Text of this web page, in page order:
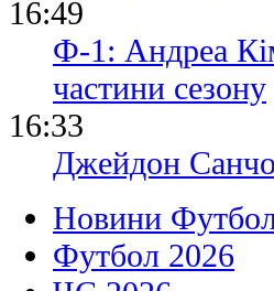
16:49
Ф-1: Андреа
частини сезону
16:33
Джейдон
Новини
Футбол 2026